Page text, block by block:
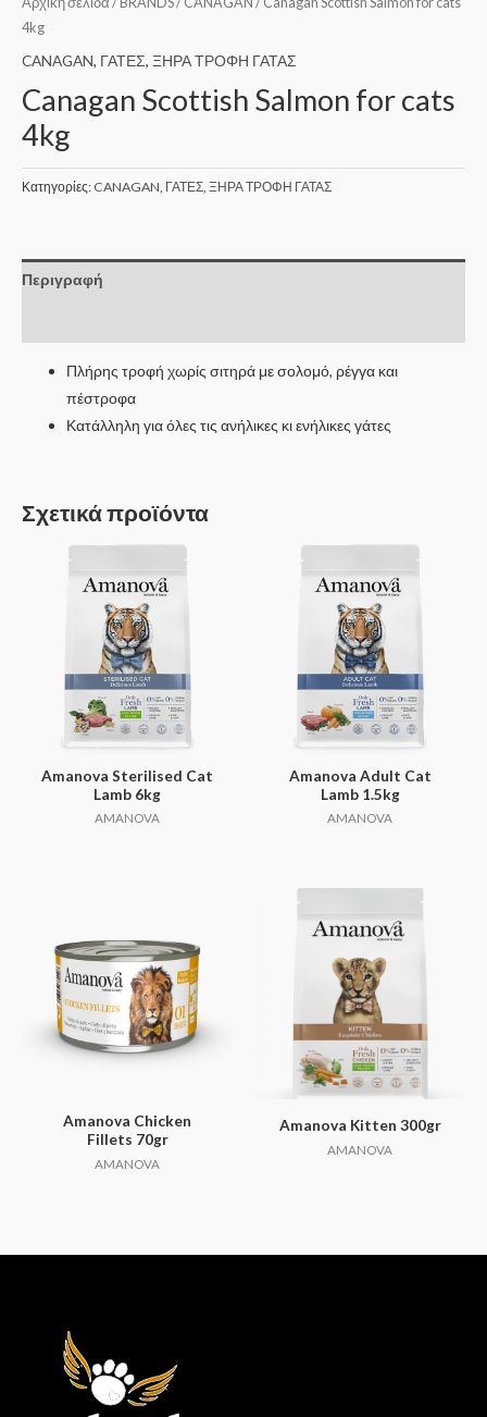
4kg
CANAGAN, ΓΑΤΕΣ, ΞΗΡΑ ΤΡΟΦΗ ΓΑΤΑΣ
Canagan Scottish Salmon for cats
4kg
Κατηγορίες: CANAGAN ΓΑΤΕΣ ΞΗΡΑ ΤΡΟΦΗ ΓΑΤΑΣ
Περιγραφή
Πλήρης τροφή χωρίς σιτηρά με σολομό, ρέγγα και
πέστροφα
Κατάλληλη για όλες τις ανήλικες κι ενήλικες γάτες
Σχετικά προϊόντα
Amanova Sterilised Cat
Lamb 6kg
AMANOVA
Amanova Adult Cat
Lamb 1.5kg
AMANOVA
Amanova Chicken
Fillets 70gr
AMANOVA
Amanova Kitten 300gr
AMANOVA